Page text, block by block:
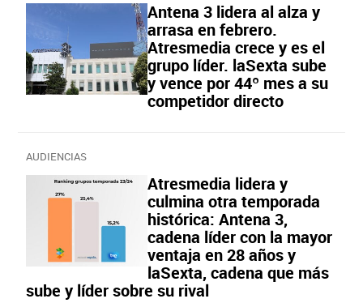
Antena 3 lidera al alza y
arrasa en febrero.
Atresmedia crece y es el
grupo líder. laSexta sube
y vence por 44º mes a su
competidor directo
AUDIENCIAS
Atresmedia lidera y
culmina otra temporada
histórica: Antena 3,
cadena líder con la mayor
ventaja en 28 años y
laSexta, cadena que más
sube y líder sobre su rival